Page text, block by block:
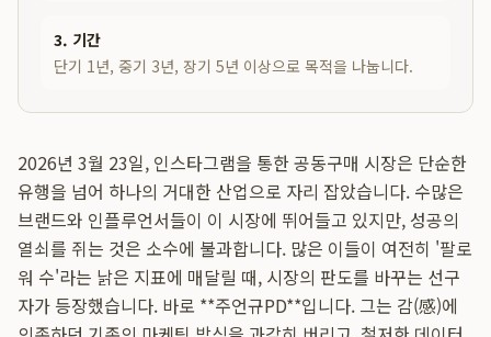
3. 기간
단기 1년, 중기 3년, 장기 5년 이상으로 목적을 나눕니다.
2026년 3월 23일, 인스타그램을 통한 공동구매 시장은 단순한
유행을 넘어 하나의 거대한 산업으로 자리 잡았습니다. 수많은
브랜드와 인플루언서들이 이 시장에 뛰어들고 있지만, 성공의
열쇠를 쥐는 것은 소수에 불과합니다. 많은 이들이 여전히 '팔로
워 수'라는 낡은 지표에 매달릴 때, 시장의 판도를 바꾸는 선구
자가 등장했습니다. 바로 **주언규PD**입니다. 그는 감(感)에